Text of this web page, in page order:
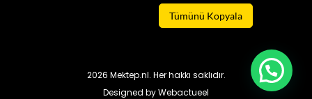
Tümünü Kopyala
2026 Mektep.nl. Her hakkı saklıdır.
Designed byWebactueel